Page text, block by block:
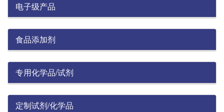
电子级产品
食品添加剂
专用化学品/试剂
定制试剂/化学品